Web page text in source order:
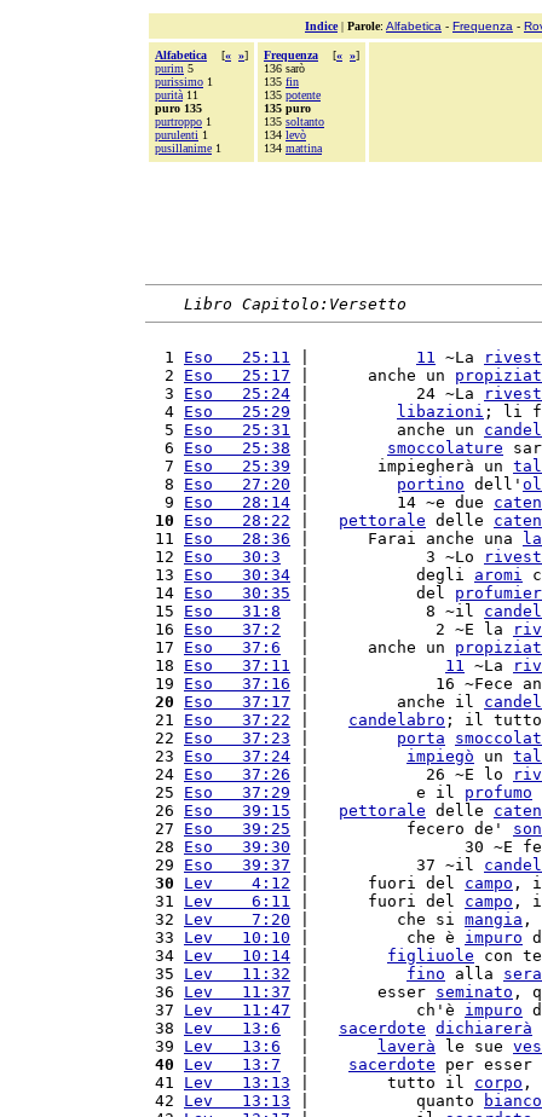
Indice| Parole: Alfabetica - Frequenza -
Alfabetica [« »]
purim 5
purissimo 1
purità 11
puro 135
purtroppo 1
purulenti 1
pusillanime 1
Frequenza [« »]
136 sarò
135 fin
135 potente
135 puro
135 soltanto
134 levò
134 mattina
Libro Capitolo:Versetto
  1
Eso   25:11 11 ~La
  2
Eso   25:17 |      anche un
  3
Eso   25:24 |           24 ~La
  4
Eso   25:29 libazioni ; li
  5
Eso   25:31 |         anche un
  6
Eso   25:38 smoccolature
  7
Eso   25:39 |       impiegherà un
  8
Eso   27:20 portino dell'
  9
Eso   28:14 |         14 ~e due
10
Eso   28:22 pettorale delle
11 Eso   28:36 |      Farai anche una
12 Eso   30:3
  |            3 ~Lo
13 Eso   30:34 |           degli aromi
14 Eso   30:35 |           del
15 Eso   31:8
  |            8 ~il
16 Eso   37:2
  |             2 ~E la
17 Eso   37:6
  |      anche un
18 Eso   37:11 11 ~La
19 Eso   37:16 |             16 ~Fece
20
Eso   37:17 |         anche il
21 Eso   37:22 candelabro ; il
22 Eso   37:23 porta
23 Eso   37:24 impiegò un
24 Eso   37:26 |            26 ~E lo
25 Eso   37:29 |           e il profumo
26 Eso   39:15 pettorale delle
27 Eso   39:25 |          fecero de'
28 Eso   39:30 |                30 ~E
29 Eso   39:37 |           37 ~il
30
Lev    4:12 |      fuori del campo ,
31 Lev    6:11 |      fuori del campo ,
32 Lev    7:20 |         che si mangia ,
33 Lev   10:10 |          che è impuro
34 Lev   10:14 figliuole con
35 Lev   11:32 fino alla sera
36 Lev   11:37 |       esser seminato ,
37 Lev   11:47 |           ch'è impuro
38 Lev   13:6 sacerdote dichiarerà
39 Lev   13:6 laverà le sue
40
Lev   13:7 sacerdote per esser
41 Lev   13:13 |        tutto il corpo ,
42 Lev   13:13 |           quanto
bianco